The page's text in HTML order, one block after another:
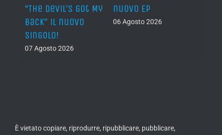
“The Devil’s Got My
Back” il nuovo
singolo!
07 Agosto 2026
nuovo EP
06 Agosto 2026
È vietato copiare, riprodurre, ripubblicare, pubblicare,